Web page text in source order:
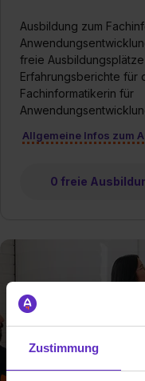
Zustimmung
Ausbildung zum
freie
Erfahrungsberichte für
Fachinformatikerin für
Allgemeine Infos zum
0 freie